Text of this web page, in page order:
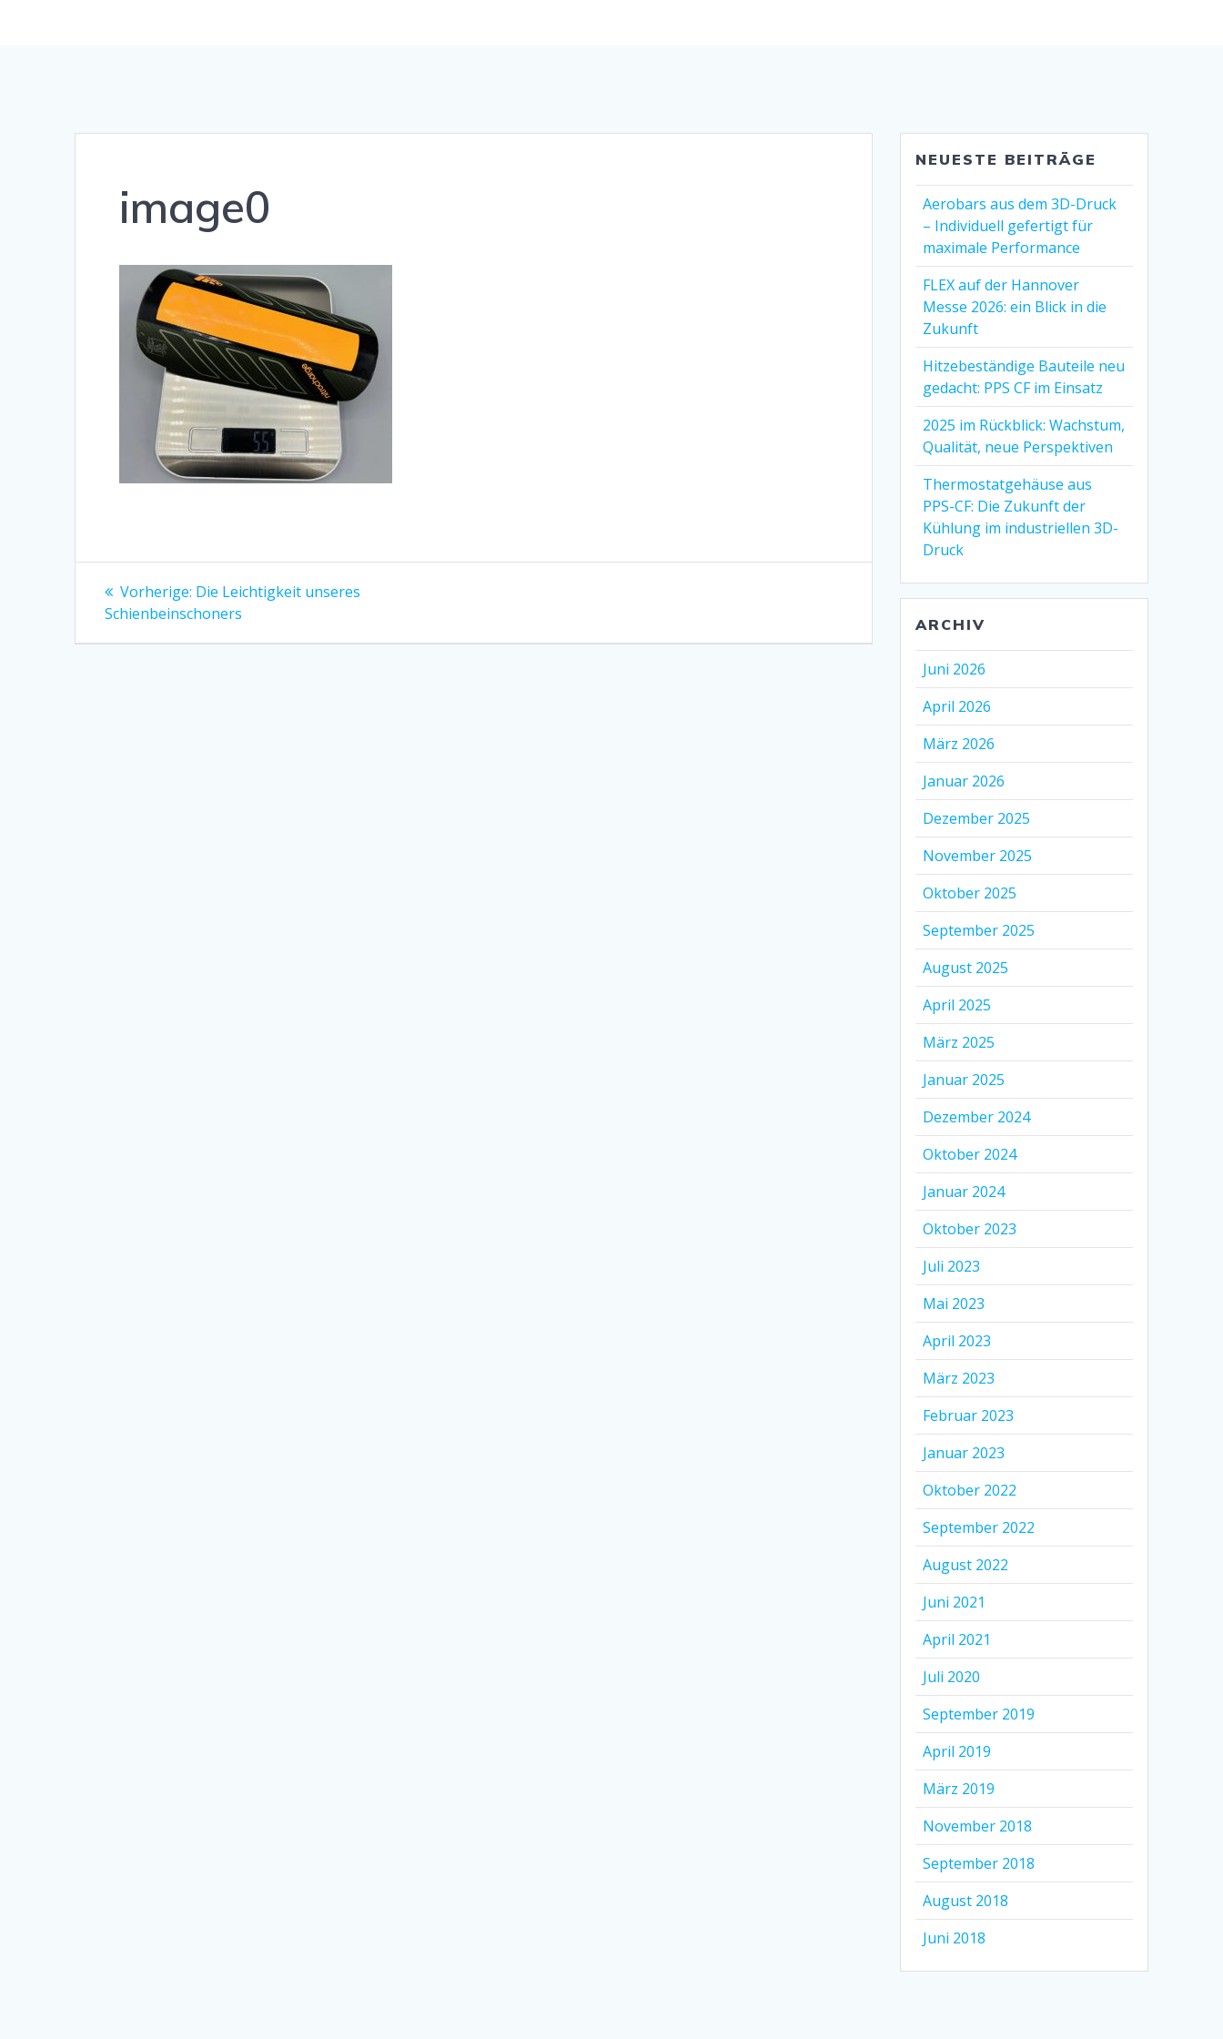
image0
Beitragsnavigation
Vorherige: Vorheriger
Beitrag:
Die Leichtigkeit unseres
Schienbeinschoners
NEUESTE BEITRÄGE
Aerobars aus dem 3D-Druck
– Individuell gefertigt für
maximale Performance
FLEX auf der Hannover
Messe 2026: ein Blick in die
Zukunft
Hitzebeständige Bauteile neu
gedacht: PPS CF im Einsatz
2025 im Rückblick: Wachstum,
Qualität, neue Perspektiven
Thermostatgehäuse aus
PPS-CF: Die Zukunft der
Kühlung im industriellen 3D-
Druck
ARCHIV
Juni 2026
April 2026
März 2026
Januar 2026
Dezember 2025
November 2025
Oktober 2025
September 2025
August 2025
April 2025
März 2025
Januar 2025
Dezember 2024
Oktober 2024
Januar 2024
Oktober 2023
Juli 2023
Mai 2023
April 2023
März 2023
Februar 2023
Januar 2023
Oktober 2022
September 2022
August 2022
Juni 2021
April 2021
Juli 2020
September 2019
April 2019
März 2019
November 2018
September 2018
August 2018
Juni 2018